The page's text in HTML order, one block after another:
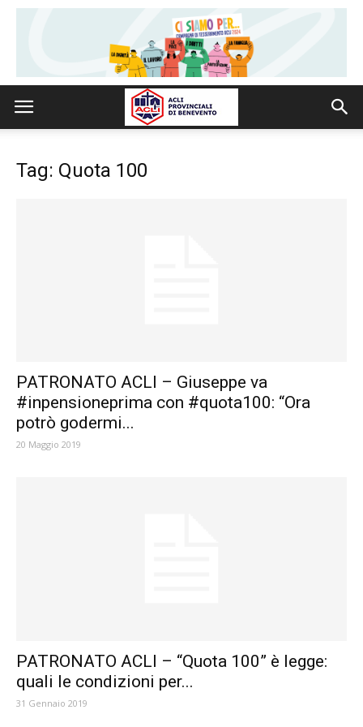
Tag: Quota 100
PATRONATO ACLI – Giuseppe va
#inpensioneprima con #quota100: “Ora
potrò godermi...
20 Maggio 2019
PATRONATO ACLI – “Quota 100” è legge:
quali le condizioni per...
31 Gennaio 2019